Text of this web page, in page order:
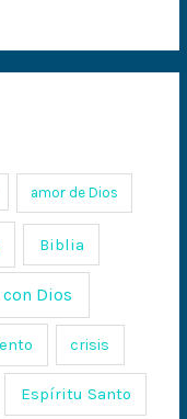
amor de Dios
Biblia
Dios
crisis
Espíritu Santo